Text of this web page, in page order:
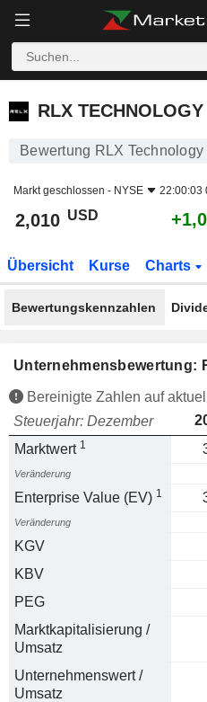
RLX TECHNOLOGY INC.
RLX
Bewertung RLX Technology
Markt geschlossen - NYSE 22:00:03
2,010 USD
Übersicht Kurse Charts
Bewertungskennzahlen
Unternehmensbewertung:
Bereinigte Zahlen auf
Steuerjahr: Dezember
Marktwert 1
Veränderung
Enterprise Value (EV) 1
Veränderung
KGV
KBV
PEG
Marktkapitalisierung /
Umsatz
Unternehmenswert /
Umsatz